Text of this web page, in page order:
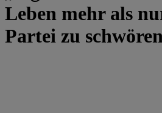
Leben mehr als
Partei zu